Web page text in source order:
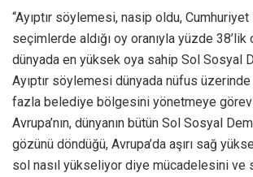
“Ayıptır söylemesi, nasip oldu,
seçimlerde aldığı oy oranıyla yüzde 38’lik
dünyada en yüksek oya sahip Sol Sosyal
Ayıptır söylemesi dünyada nüfus
fazla belediye bölgesini yönetmeye görev
Avrupa’nın, dünyanın bütün Sol Sosyal
gözünü döndüğü, Avrupa’da aşırı sağ
sol nasıl yükseliyor diye mücadelesini ve